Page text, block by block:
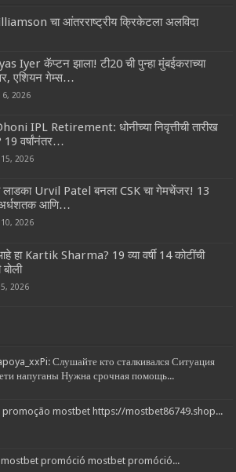
चा आंतरराष्ट्रीय क्रिकेटला अलविदा
Iyer कॅप्टन झाला! टी20 ची पुन्हा मुंबईकराच्या
एशियन गेम्स…
6, 2026
IPL Retirement: धोनीच्या निवृत्तीची तारीख
19 वर्षांनंतर…
15, 2026
लाडका Urvil Patel बनला CSK चा गेमचेंजर! 13
आणि…
10, 2026
हा Kartik Sharma? 19 व्या वर्षी 14 कोटींची
5, 2026
Слушайте кто сталкивался Ситуация
напуганы Нужна срочная помощь...
promoção mostbet https://mostbet86749.shop...
mostbet promóció mostbet promóció...